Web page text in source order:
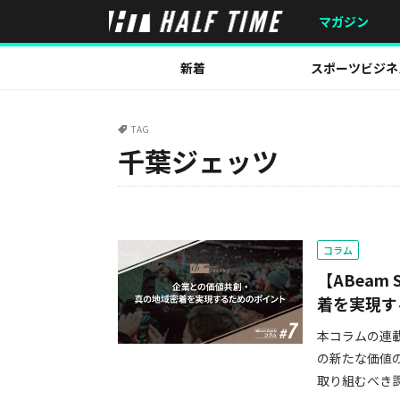
マガジン
新着 スポーツビジ
TAG
千葉ジェッツ
コラム
【
着を実現
本コラムの連
の新たな価値
取り組むべき